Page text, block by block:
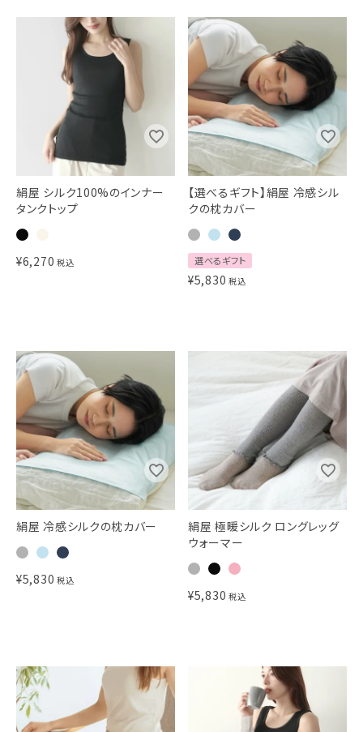
絹屋 シルク100%のインナー
タンクトップ
¥6,270 税込
【選べるギフト】絹屋 冷感シル
クの枕カバー
選べるギフト
¥5,830 税込
絹屋 冷感シルクの枕カバー
¥5,830 税込
絹屋 極暖シルク ロングレッグ
ウォーマー
¥5,830 税込